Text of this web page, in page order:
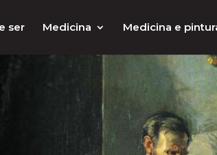
ser Medicina Medicina e